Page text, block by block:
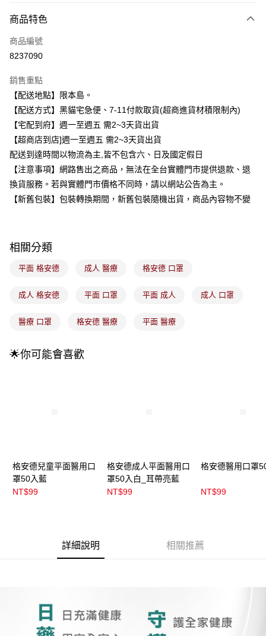
信用卡一次付款
信用卡分期付款
合作金庫商業銀行
華南商業銀行
上海商業儲蓄銀行
台北富邦商業銀行
國泰世華商業銀行
兆豐國際商業銀行
臺灣中小企業銀行
台中商業銀行
匯豐（台灣）商業銀行
華泰商業銀行
聯邦商業銀行
遠東國際商業銀行
元大商業銀行
永豐商業銀行
玉山商業銀行
星展（台灣）商業銀行
台新國際商業銀行
中國信託商業銀行
超商取貨付款
LINE Pay
Apple Pay
街口支付
Google Pay
大哥付你分期
【大哥付你分期使用說明】
2.付款方式選擇「大哥付你分期」，訂單成立後會自動跳轉到大哥付的交易
3.實際核准額度、可分期數及費用金額請依後續交易確認頁面所載為準。
法說明評估內容。
買賣價金債權讓與本公司後，依約使用本公司帳單繳交帳款。
2.基於同意付款使用「大哥付你分期」之契約關係目的，商店將以您的個人
資料（包含姓名、電話或地址）提供予台灣大哥大進項蒐集、處理及利用，
由本公司與您本人進行分期帳單所需資料之確認、核對及更正。
宅配
每筆NT$100，滿NT$899(含以上)免運費
商品特色
商品編號
8237090
銷售重點
【配送地點】限本島。
【配送方式】黑貓宅急便、7-11付款取貨(超商進貨材積限制內)
【宅配到府】週一至週五 需2~3天貨出貨
【超商店到店]週一至週五 需2~3天貨出貨
配送到達時間以物流為主,皆不包含六、日及國定假日
【注意事項】網路售出之商品，無法在全台實體門市提供退款、退
換貨服務。若與實體門市價格不同時，請以網站公告為主。
【新舊包裝】包裝轉換期間，新舊包裝隨機出貨，商品內容物不變
相關分類
平面 格安德 成人 醫療 格安德 口罩
成人 格安德 平面 口罩 平面 成人 成人 口罩
醫療 口罩 格安德 醫療 平面 醫療
🌟你可能會喜歡
格安德兒童平面醫用口
罩50入藍
NT$99
格安德成人平面醫用口
罩50入白_耳帶亮藍
NT$99
格安德醫用口罩
NT$99
詳細說明 相關推薦